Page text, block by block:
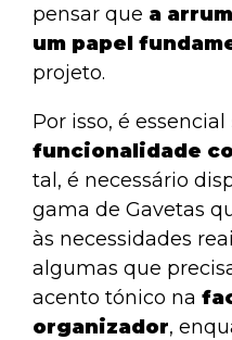
pensar que a
um papel
projeto.
Por isso, é essencial
funcionalidade
tal, é necessário
gama de Gavetas
às necessidades
algumas que
acento tónico na
organizador,